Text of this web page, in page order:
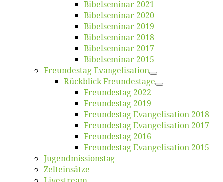
Bi­bel­se­mi­nar 2021
Bi­bel­se­mi­nar 2020
Bi­bel­se­mi­nar 2019
Bi­bel­se­mi­nar 2018
Bibelsemi­nar 2017
Bibelsemi­nar 2015
Freun­des­tag Evangelisation
Rück­blick Freundestage
Freun­des­tag 2022
Freun­des­tag 2019
Freun­des­tag Evan­ge­li­sa­ti­on 2018
Freun­des­tag Evan­ge­li­sa­ti­on 2017
Freun­des­tag 2016
Freun­des­tag Evan­ge­li­sa­ti­on 2015
Jugend­mis­sions­tag
Zelt­ein­sät­ze